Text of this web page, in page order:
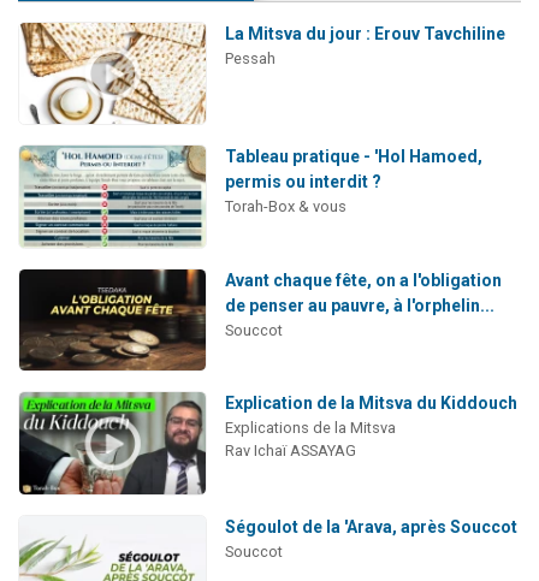
La Mitsva du jour : Erouv Tavchiline
Pessah
Tableau pratique - 'Hol Hamoed,
permis ou interdit ?
Torah-Box & vous
Avant chaque fête, on a l'obligation
de penser au pauvre, à l'orphelin...
Souccot
Explication de la Mitsva du Kiddouch
Explications de la Mitsva
Rav Ichaï ASSAYAG
Ségoulot de la 'Arava, après Souccot
Souccot